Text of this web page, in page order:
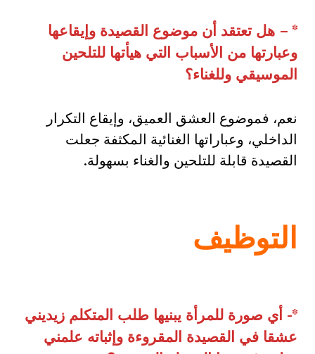
* – هل تعتقد أن موضوع القصيدة وإيقاعها
وعبارتها من الأسباب التي هيأتها للتلحين
الموسيقي وللغناء؟
نعم، فموضوع العشق العميق، وإيقاع التكرار
الداخلي، وعباراتها الغنائية المكثفة جعلت
القصيدة قابلة للتلحين والغناء بسهولة.
التوظيف
*- أي صورة للمرأة يبنيها طلب المتكلم زيديني
عشقا في القصيدة المقروءة وإثباته علمني